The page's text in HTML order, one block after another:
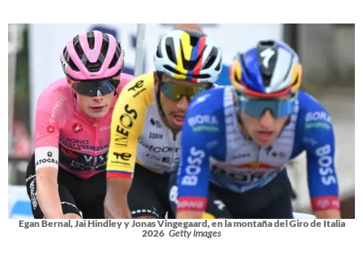
Egan Bernal, Jai Hindley y Jonas Vingegaard, en la montaña del Giro de Italia
2026 Getty Images